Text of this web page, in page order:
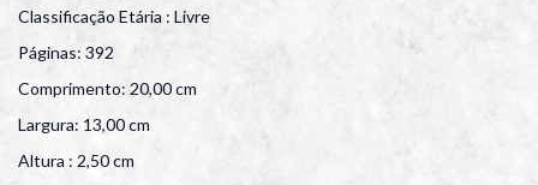
Classificação Etária : Livre
Páginas: 392
Comprimento: 20,00 cm
Largura: 13,00 cm
Altura : 2,50 cm